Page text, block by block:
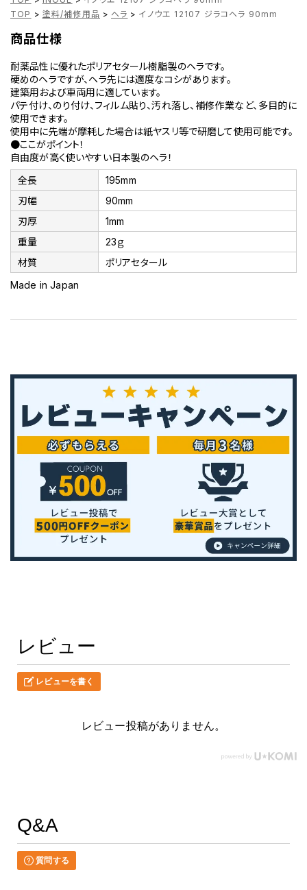
TOP > 塗料/補修用品 > ヘラ > イノウエ 12107 ジラコヘラ 90mm
商品仕様
耐薬品性に優れたポリアセタール樹脂製のヘラです。
硬めのヘラですが、ヘラ先には適度なコシがあります。
建築用および車両用に適しています。
パテ付け、のり付け、フィルム貼り、汚れ落し、補修作業など、多目的に
使用できます。
使用中に先端が摩耗した場合は紙ヤスリ等で研磨して使用可能です。
●ここがポイント！
自由度が高く使いやすい日本製のヘラ！
全長
195mm
刃幅
90mm
刃厚
1mm
重量
23ｇ
材質
ポリアセタール
Made in Japan
レビュー
レビューを書く
レビュー投稿がありません。
Q&A
質問する